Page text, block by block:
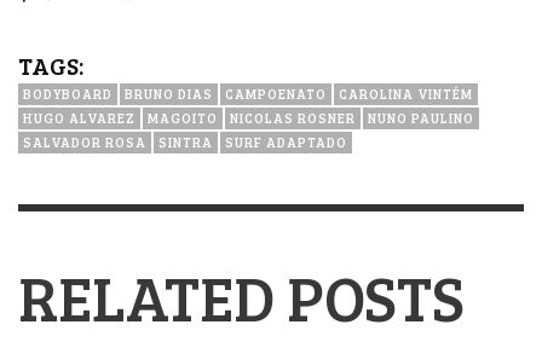
TAGS:
BODYBOARD BRUNO DIAS CAMPOENATO
CAROLINA VINTÉM
HUGO ALVAREZ
MAGOITO NICOLAS ROSNER
NUNO PAULINO
SALVADOR ROSA
SINTRA SURF ADAPTADO
RELATED POSTS